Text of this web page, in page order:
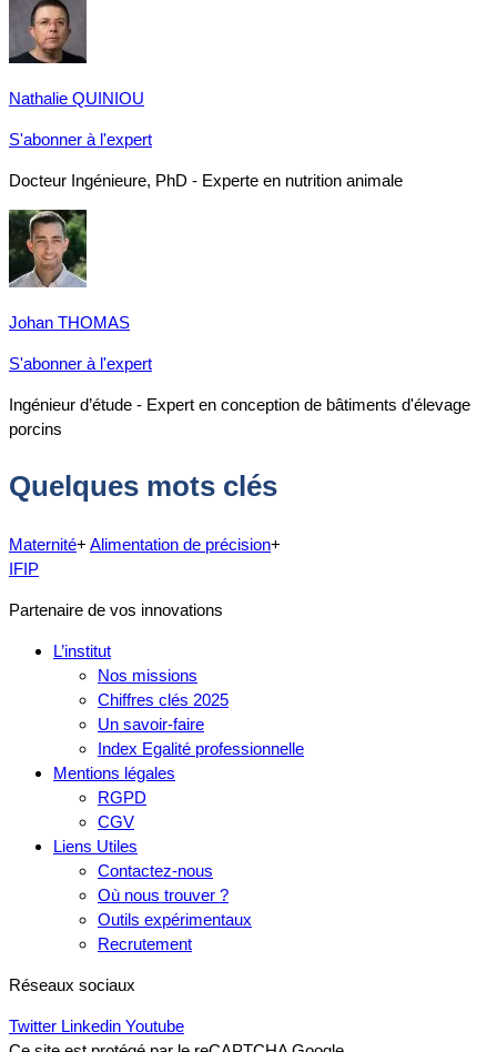
Nathalie QUINIOU
S'abonner à l'expert
Docteur Ingénieure, PhD - Experte en nutrition animale
Johan THOMAS
S'abonner à l'expert
Ingénieur d’étude - Expert en conception de bâtiments d'élevage
porcins
Quelques mots clés
Maternité+ Alimentation de précision+
IFIP
Partenaire de vos innovations
L’institut
Nos missions
Chiffres clés 2025
Un savoir-faire
Index Egalité professionnelle
Mentions légales
RGPD
CGV
Liens Utiles
Contactez-nous
Où nous trouver ?
Outils expérimentaux
Recrutement
Réseaux sociaux
Twitter Linkedin Youtube